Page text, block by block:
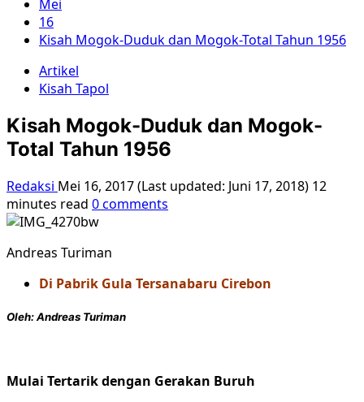
Mei
16
Kisah Mogok-Duduk dan Mogok-Total Tahun 1956
Artikel
Kisah Tapol
Kisah Mogok-Duduk dan Mogok-
Total Tahun 1956
Redaksi Mei 16, 2017 (Last updated: Juni 17, 2018) 12
minutes read 0 comments
Andreas Turiman
Di Pabrik Gula Tersanabaru Cirebon
Oleh: Andreas Turiman
Mulai Tertarik dengan Gerakan Buruh